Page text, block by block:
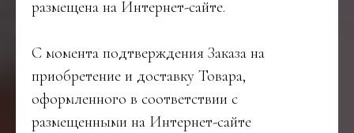
размещена на Интернет-сайте.
С момента подтверждения Заказа на
приобретение и доставку Товара,
оформленного в соответствии с
размещенными на Интернет-сайте